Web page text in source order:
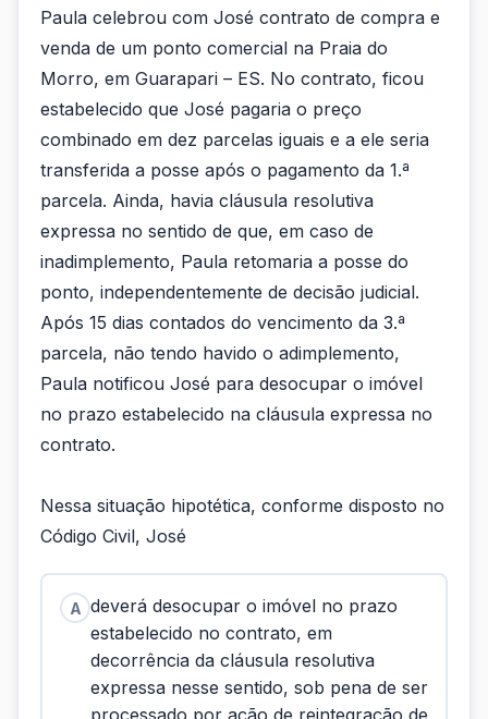
Paula celebrou com José contrato de compra e
venda de um ponto comercial na Praia do
Morro, em Guarapari – ES. No contrato, ficou
estabelecido que José pagaria o preço
combinado em dez parcelas iguais e a ele seria
transferida a posse após o pagamento da 1.ª
parcela. Ainda, havia cláusula resolutiva
expressa no sentido de que, em caso de
inadimplemento, Paula retomaria a posse do
ponto, independentemente de decisão judicial.
Após 15 dias contados do vencimento da 3.ª
parcela, não tendo havido o adimplemento,
Paula notificou José para desocupar o imóvel
no prazo estabelecido na cláusula expressa no
contrato.
Nessa situação hipotética, conforme disposto no
Código Civil, José
A deverá desocupar o imóvel no prazo
estabelecido no contrato, em
decorrência da cláusula resolutiva
expressa nesse sentido, sob pena de ser
processado por ação de reintegração de